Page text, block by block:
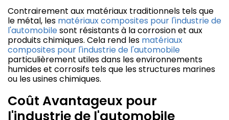
Contrairement aux matériaux traditionnels tels que
le métal, les matériaux composites pour l'industrie de
l'automobilesont résistants à la corrosion et aux
produits chimiques. Cela rend les matériaux
composites pour l'industrie de l'automobile
particulièrement utiles dans les environnements
humides et corrosifs tels que les structures marines
ou les usines chimiques.
Coût Avantageux pour
l'industrie de l'automobile